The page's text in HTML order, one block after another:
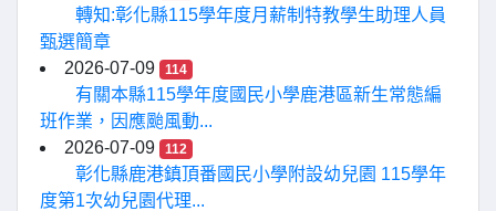
轉知:彰化縣115學年度月薪制特教學生助理人員
甄選簡章
2026-07-09
114
有關本縣115學年度國民小學鹿港區新生常態編
班作業，因應颱風動...
2026-07-09
112
彰化縣鹿港鎮頂番國民小學附設幼兒園 115學年
度第1次幼兒園代理...